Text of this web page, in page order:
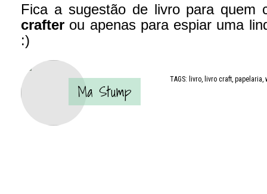
Fica a sugestão de livro para
crafter ou apenas para espiar uma
:)
Ma Stump
TAGS: livro livro craft papelaria